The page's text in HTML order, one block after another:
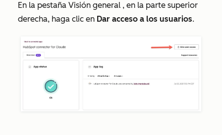
En la pestaña Visión general , en la parte superior
derecha, haga clic en Dar acceso a los usuarios.